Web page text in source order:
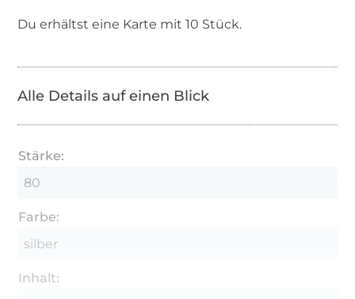
Du erhältst eine Karte mit 10 Stück.
Alle Details auf einen Blick
Stärke:
80
Farbe:
silber
Inhalt: